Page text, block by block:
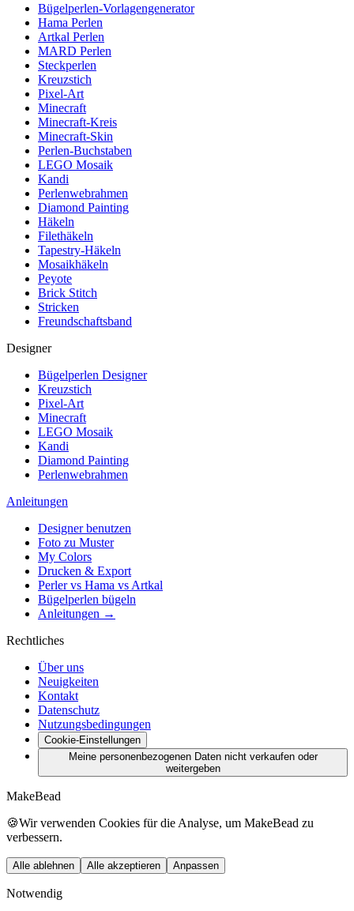
Bügelperlen-Vorlagengenerator
Hama Perlen
Artkal Perlen
MARD Perlen
Steckperlen
Kreuzstich
Pixel-Art
Minecraft
Minecraft-Kreis
Minecraft-Skin
Perlen-Buchstaben
LEGO Mosaik
Kandi
Perlenwebrahmen
Diamond Painting
Häkeln
Filethäkeln
Tapestry-Häkeln
Mosaikhäkeln
Peyote
Brick Stitch
Stricken
Freundschaftsband
Designer
Bügelperlen Designer
Kreuzstich
Pixel-Art
Minecraft
LEGO Mosaik
Kandi
Diamond Painting
Perlenwebrahmen
Anleitungen
Designer benutzen
Foto zu Muster
My Colors
Drucken & Export
Perler vs Hama vs Artkal
Bügelperlen bügeln
Anleitungen →
Rechtliches
Über uns
Neuigkeiten
Kontakt
Datenschutz
Nutzungsbedingungen
Cookie-Einstellungen
Meine personenbezogenen Daten nicht verkaufen oder
weitergeben
MakeBead
🍪Wir verwenden Cookies für die Analyse, um MakeBead zu
verbessern.
Alle ablehnen Alle akzeptieren Anpassen
Notwendig